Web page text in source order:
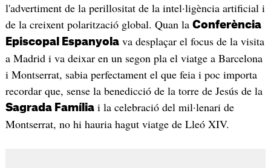
l'advertiment de la perillositat de la intel·ligència artificial i
de la creixent polarització global. Quan la Conferència
Episcopal Espanyolava desplaçar el focus de la visita
a Madrid i va deixar en un segon pla el viatge a Barcelona
i Montserrat, sabia perfectament el que feia i poc importa
recordar que, sense la benedicció de la torre de Jesús de la
Sagrada Famíliai la celebració del mil·lenari de
Montserrat, no hi hauria hagut viatge de Lleó XIV.